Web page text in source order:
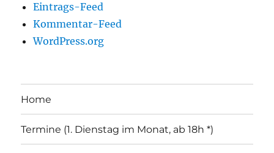
Eintrags-Feed
Kommentar-Feed
WordPress.org
Home
Termine (1. Dienstag im Monat, ab 18h *)